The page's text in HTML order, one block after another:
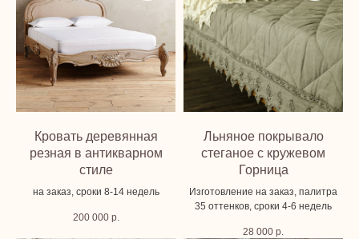
Кровать деревянная
резная в антикварном
стиле
на заказ, сроки 8-14 недель
200 000 р.
Льняное покрывало
стеганое с кружевом
Горница
Изготовление на заказ, палитра
35 оттенков, сроки 4-6 недель
28 000 р.